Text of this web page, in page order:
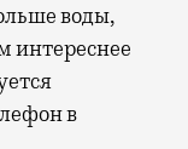
воды,
интереснее
в